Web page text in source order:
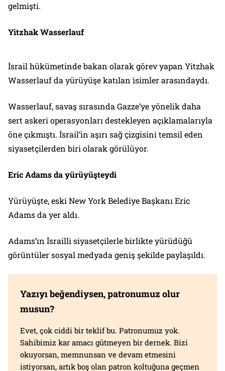
gelmişti.
Yitzhak Wasserlauf
İsrail hükümetinde bakan olarak görev yapan Yitzhak
Wasserlauf da yürüyüşe katılan isimler arasındaydı.
Wasserlauf, savaş sırasında Gazze’ye yönelik daha
sert askeri operasyonları destekleyen açıklamalarıyla
öne çıkmıştı. İsrail’in aşırı sağ çizgisini temsil eden
siyasetçilerden biri olarak görülüyor.
Eric Adams da yürüyüşteydi
Yürüyüşte, eski New York Belediye Başkanı Eric
Adams da yer aldı.
Adams’ın İsrailli siyasetçilerle birlikte yürüdüğü
görüntüler sosyal medyada geniş şekilde paylaşıldı.
Yazıyı beğendiysen, patronumuz olur
musun?
Evet, çok ciddi bir teklif bu. Patronumuz yok.
Sahibimiz kar amacı gütmeyen bir dernek. Bizi
okuyorsan, memnunsan ve devam etmesini
istiyorsan, artık boş olan patron koltuğuna geçmen